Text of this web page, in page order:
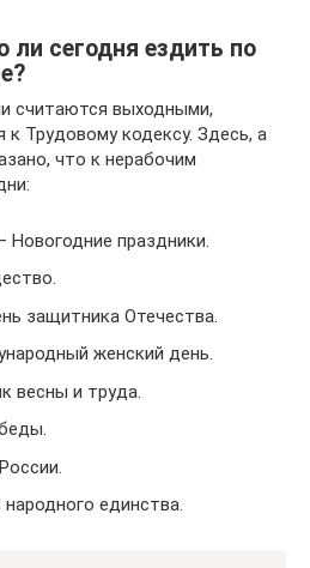
ли сегодня ездить по
считаются выходными,
Трудовому кодексу. Здесь, а
что к нерабочим
Новогодние праздники.
защитника Отечества.
женский день.
весны и труда.
единства.